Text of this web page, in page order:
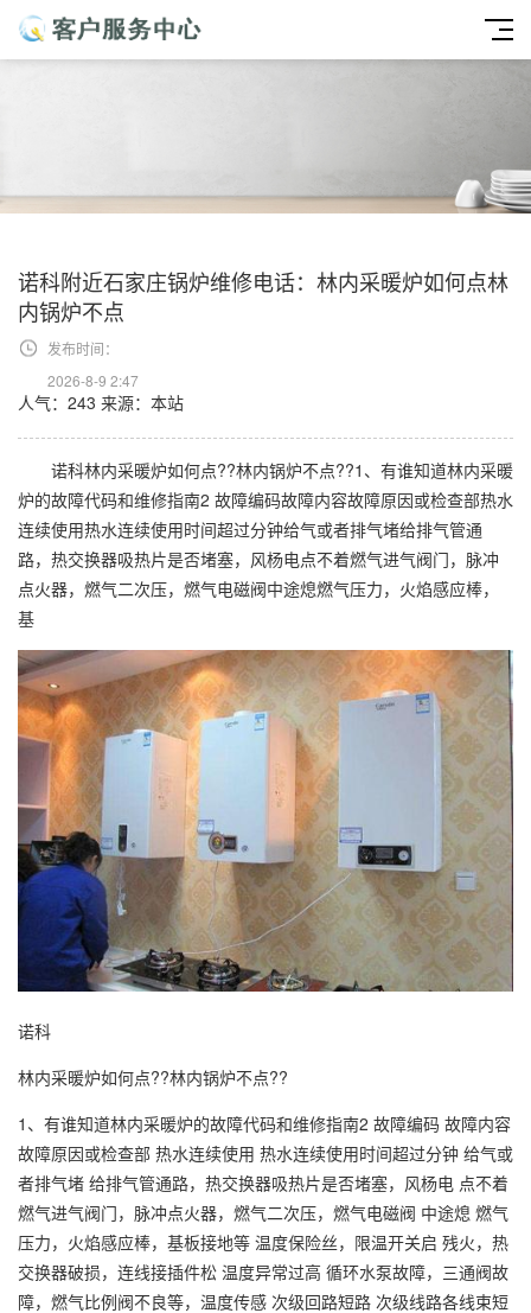
诺科附近石家庄锅炉维修电话：林内采暖炉如何点林
内锅炉不点
发布时间：
2026-8-9 2:47
人气：243 来源：本站
诺科林内采暖炉如何点??林内锅炉不点??1、有谁知道林内采暖
炉的故障代码和维修指南2 故障编码故障内容故障原因或检查部热水
连续使用热水连续使用时间超过分钟给气或者排气堵给排气管通
路，热交换器吸热片是否堵塞，风杨电点不着燃气进气阀门，脉冲
点火器，燃气二次压，燃气电磁阀中途熄燃气压力，火焰感应棒，
基
诺科
林内采暖炉如何点??林内锅炉不点??
1、有谁知道林内采暖炉的故障代码和维修指南2 故障编码 故障内容
故障原因或检查部 热水连续使用 热水连续使用时间超过分钟 给气或
者排气堵 给排气管通路，热交换器吸热片是否堵塞，风杨电 点不着
燃气进气阀门，脉冲点火器，燃气二次压，燃气电磁阀 中途熄 燃气
压力，火焰感应棒，基板接地等 温度保险丝，限温开关启 残火，热
交换器破损，连线接插件松 温度异常过高 循环水泵故障，三通阀故
障，燃气比例阀不良等，温度传感 次级回路短路 次级线路各线束短